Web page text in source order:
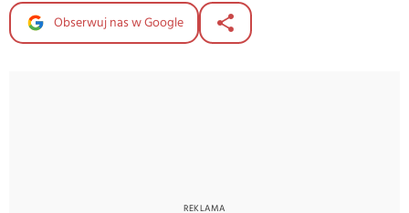
Obserwuj nas w Google